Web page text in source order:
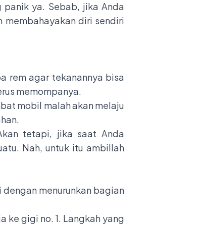
ya. Sebab, jika Anda
diri sendiri
rem agar tekanannya bisa
memompanya.
mobil malah akan melaju
tetapi, jika saat Anda
Nah, untuk itu ambillah
menurunkan bagian
ke gigi no. 1. Langkah yang